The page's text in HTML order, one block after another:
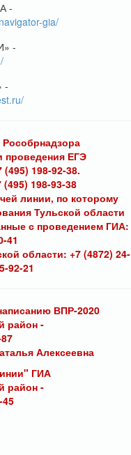
-
gia/
-
-
проведения ЕГЭ
198-92-38.
198-93-38
линии, по которому
Тульской области
с проведением ГИА:
41
области: +7 (4872) 24-
92-21
ВПР-2020
район -
Алексеевна
ГИА
район -
45